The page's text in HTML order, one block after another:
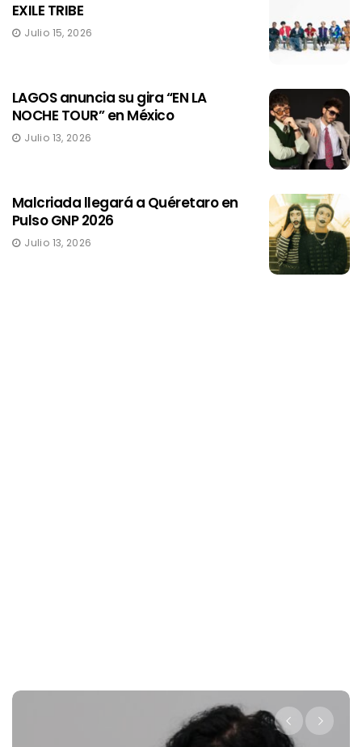
EXILE TRIBE
Julio 15, 2026
LAGOS anuncia su gira “EN LA
NOCHE TOUR” en México
Julio 13, 2026
Malcriada llegará a Quéretaro en
Pulso GNP 2026
Julio 13, 2026